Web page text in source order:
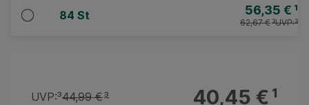
84 St 56,35 € ¹
UVP:³
62,67 €³
40,45 €¹
UVP:³44,99 €³